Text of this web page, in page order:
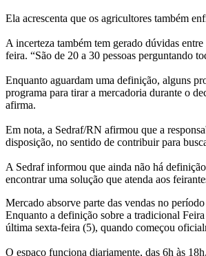
Ela acrescenta que os agricultores também
A incerteza também tem gerado dúvidas
feira. “São de 20 a 30 pessoas perguntando
Enquanto aguardam uma definição, alguns
programa para tirar a mercadoria durante o
afirma.
Em nota, a Sedraf/RN afirmou que a
disposição, no sentido de contribuir para
A Sedraf informou que ainda não há
encontrar uma solução que atenda aos
Mercado absorve parte das vendas no
Enquanto a definição sobre a tradicional
última sexta-feira (5), quando começou
O espaço funciona diariamente, das 6h às